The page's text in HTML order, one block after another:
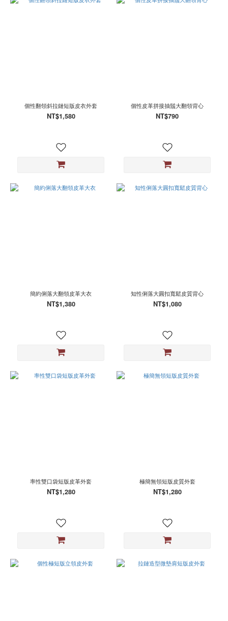
個性翻領斜拉鏈短版皮衣外套
NT$1,580
個性皮革拼接抽鬚大翻領背心
NT$790
簡約俐落大翻領皮革大衣
NT$1,380
知性俐落大圓扣寬鬆皮質背心
NT$1,080
率性雙口袋短版皮革外套
NT$1,280
極簡無領短版皮質外套
NT$1,280